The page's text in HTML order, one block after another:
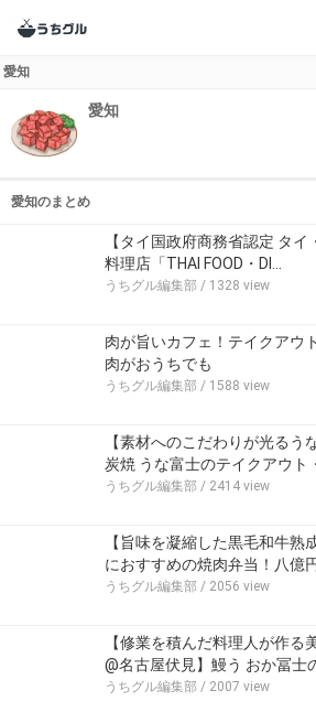
愛知
愛知
愛知のまとめ
【タイ国政府商務省認定 タ
料理店「THAI FOOD・DI…
うちグル編集部 / 1328 view
肉が旨いカフェ！テイクアウ
肉がおうちでも
うちグル編集部 / 1588 view
【素材へのこだわりが光るう
炭焼 うな富士のテイクアウト
うちグル編集部 / 2414 view
【旨味を凝縮した黒毛和牛熟
におすすめの焼肉弁当！八億
うちグル編集部 / 2056 view
【修業を積んだ料理人が作
@名古屋伏見】鰻う おか冨士
うちグル編集部 / 2007 view